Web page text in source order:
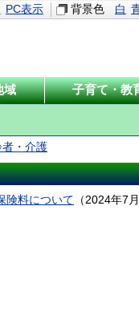
PC表示 背景色 白
域 子育て・教
・介護
険料について （2024年7